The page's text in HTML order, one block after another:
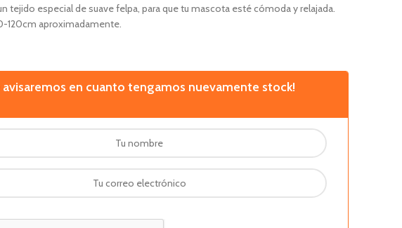
tejido especial de suave felpa, para que tu mascota esté cómoda y relajada.
120cm aproximadamente.
avisaremos en cuanto tengamos nuevamente stock!